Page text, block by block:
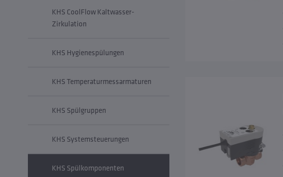
KHS CoolFlow Kaltwasser-
Zirkulation
KHS Hygienespülungen
KHS Temperaturmessarmaturen
KHS Spülgruppen
KHS Systemsteuerungen
KHS Spülkomponenten